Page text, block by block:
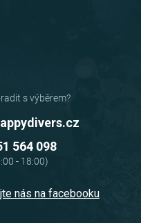
564 098
nás na facebooku